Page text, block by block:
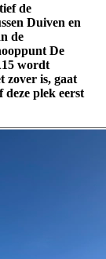
de
Duiven en
de
De
wordt
zover is, gaat
plek eerst